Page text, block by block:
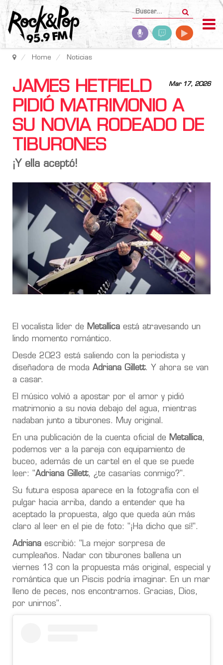
Home Noticias
Mar 17, 2026
JAMES HETFIELD
PIDIÓ MATRIMONIO A
SU NOVIA RODEADO DE
TIBURONES
¡Y ella aceptó!
El vocalista líder de Metallica está atravesando un
lindo momento romántico.
Desde 2023 está saliendo con la periodista y
diseñadora de moda Adriana Gillett. Y ahora se van
a casar.
El músico volvió a apostar por el amor y pidió
matrimonio a su novia debajo del agua, mientras
nadaban junto a tiburones. Muy original.
En una publicación de la cuenta oficial de Metallica,
podemos ver a la pareja con equipamiento de
buceo, además de un cartel en el que se puede
leer: "Adriana Gillett, ¿te casarías conmigo?".
Su futura esposa aparece en la fotografía con el
pulgar hacia arriba, dando a entender que ha
aceptado la propuesta, algo que queda aún más
claro al leer en el pie de foto: "¡Ha dicho que sí!".
Adriana escribió: "La mejor sorpresa de
cumpleaños. Nadar con tiburones ballena un
viernes 13 con la propuesta más original, especial y
romántica que un Piscis podría imaginar. En un mar
lleno de peces, nos encontramos. Gracias, Dios,
por unirnos".